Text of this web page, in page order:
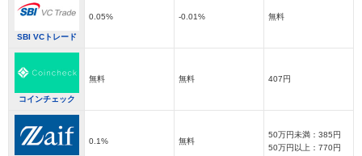
SBI VCトレード
0.05% -0.01% 無料
コインチェック
無料 無料 407円
0.1% 無料
50万円未満：385円
50万円以上：770円